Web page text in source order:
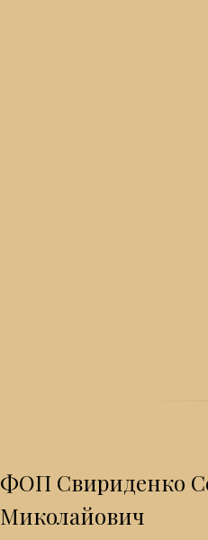
ФОП Свириденко
Миколайович